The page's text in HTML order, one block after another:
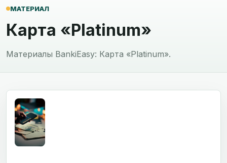
МАТЕРИАЛ
Карта «Platinum»
Материалы BankiEasy: Карта «Platinum».